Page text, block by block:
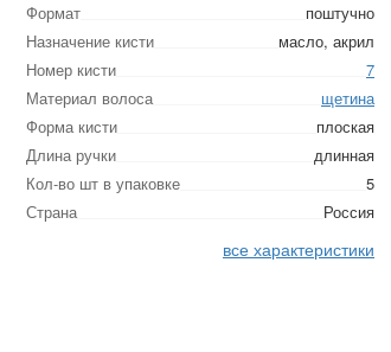
Формат
поштучно
Назначение кисти
масло, акрил
Номер кисти
7
Материал волоса
щетина
Форма кисти
плоская
Длина ручки
длинная
Кол-во шт в упаковке
5
Страна
Россия
все характеристики